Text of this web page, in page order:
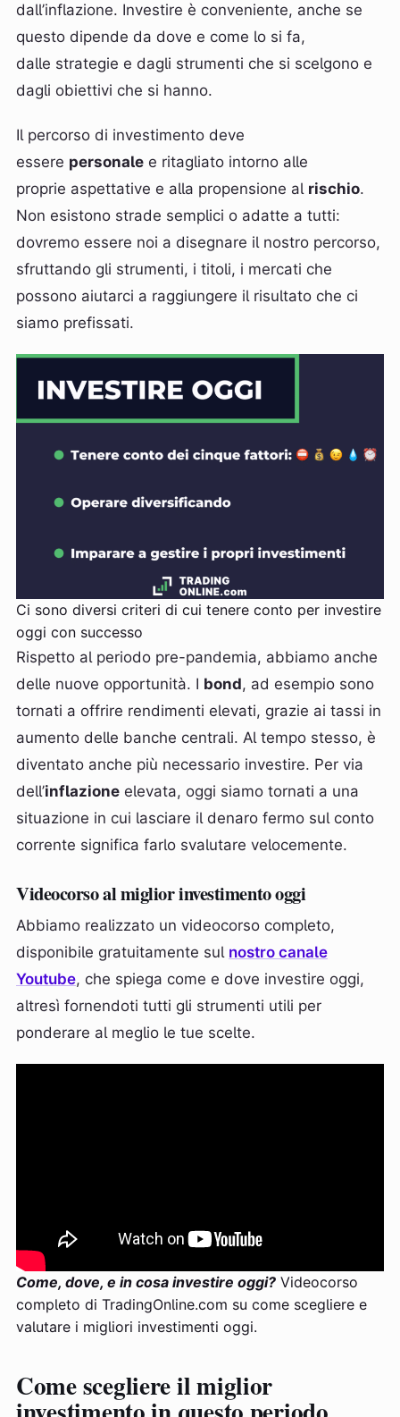
dall’inflazione. Investire è conveniente, anche se
questo dipende da dove e come lo si fa,
dalle strategie e dagli strumenti che si scelgono e
dagli obiettivi che si hanno.
Il percorso di investimento deve
essere personale e ritagliato intorno alle
proprie aspettative e alla propensione al rischio.
Non esistono strade semplici o adatte a tutti:
dovremo essere noi a disegnare il nostro percorso,
sfruttando gli strumenti, i titoli, i mercati che
possono aiutarci a raggiungere il risultato che ci
siamo prefissati.
Ci sono diversi criteri di cui tenere conto per investire
oggi con successo
Rispetto al periodo pre-pandemia, abbiamo anche
delle nuove opportunità. I bond, ad esempio sono
tornati a offrire rendimenti elevati, grazie ai tassi in
aumento delle banche centrali. Al tempo stesso, è
diventato anche più necessario investire. Per via
dell’inflazione elevata, oggi siamo tornati a una
situazione in cui lasciare il denaro fermo sul conto
corrente significa farlo svalutare velocemente.
Videocorso al miglior investimento oggi
Abbiamo realizzato un videocorso completo,
disponibile gratuitamente sul nostro canale
Youtube, che spiega come e dove investire oggi,
altresì fornendoti tutti gli strumenti utili per
ponderare al meglio le tue scelte.
Come, dove, e in cosa investire oggi? Videocorso
completo di TradingOnline.com su come scegliere e
valutare i migliori investimenti oggi.
Come scegliere il miglior